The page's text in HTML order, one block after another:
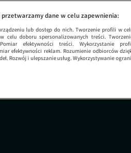
Na
dane w celu zapewnienia:
lub dostęp do nich. Tworzenie profili w
celu doboru spersonalizowanych treści.
efektywności treści. Wykorzystanie
efektywności reklam. Rozumienie odbiorców
Rozwój i ulepszanie usług. Wykorzystywanie